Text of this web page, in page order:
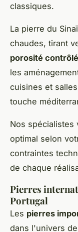
classiques.
La pierre du
chaudes, tirant
porosité
les
cuisines et
touche
Nos spécialistes
optimal selon
contraintes
de chaque
Pierres
Portugal
Les pierres
dans l'univers